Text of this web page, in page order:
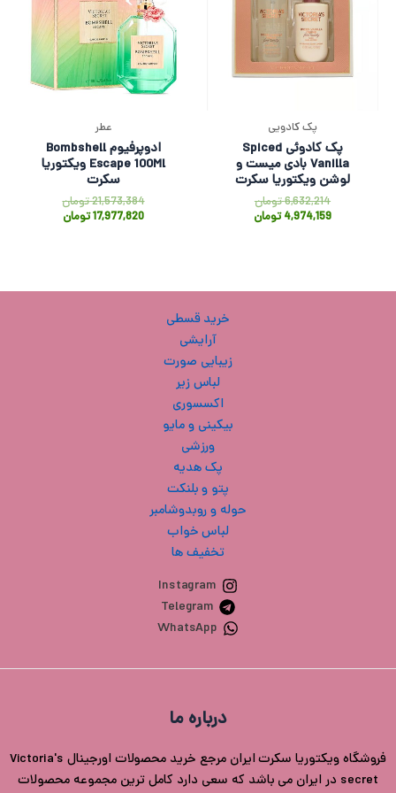
پک کادویی
پک کادوئی Spiced
Vanilla بادی میست و
لوشن ویکتوریا سکرت
6,632,214تومان
4,974,159تومان
عطر
ادوپرفیوم Bombshell
Escape 100Ml ویکتوریا
سکرت
21,573,384تومان
17,977,820تومان
خرید قسطی
آرایشی
زیبایی صورت
لباس زیر
اکسسوری
بیکینی و مایو
ورزشی
پک هدیه
پتو و بلنکت
حوله و روبدوشامبر
لباس خواب
تخفیف ها
Instagram
Telegram
WhatsApp
درباره ما
فروشگاه ویکتوریا سکرت ایران مرجع خرید محصولات اورجینال Victoria's
secret در ایران می باشد که سعی دارد کامل ترین مجموعه محصولات